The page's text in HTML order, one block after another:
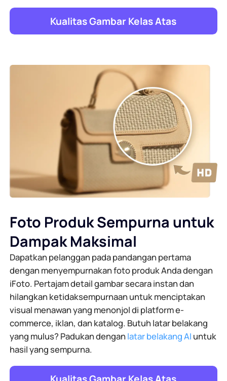
Kualitas Gambar Kelas Atas
Foto Produk Sempurna untuk
Dampak Maksimal
Dapatkan pelanggan pada pandangan pertama
dengan menyempurnakan foto produk Anda dengan
iFoto. Pertajam detail gambar secara instan dan
hilangkan ketidaksempurnaan untuk menciptakan
visual menawan yang menonjol di platform e-
commerce, iklan, dan katalog. Butuh latar belakang
yang mulus? Padukan denganlatar belakang AI untuk
hasil yang sempurna.